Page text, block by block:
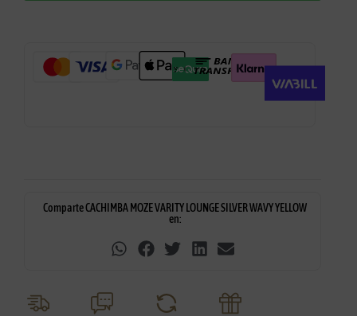
Comparte CACHIMBA MOZE VARITY LOUNGE SILVER WAVY YELLOW
en: